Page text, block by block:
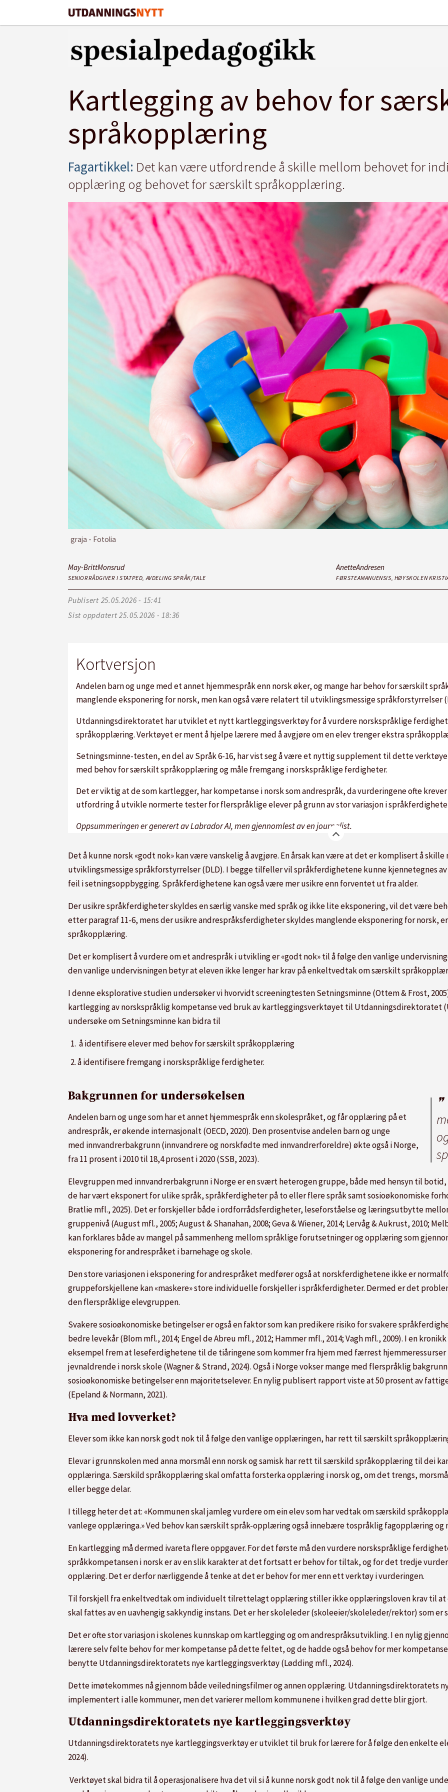
Kartlegging av behov for
språkopplæring
Fagartikkel: Det kan være utfordrende å skille mellom behovet for
opplæring og behovet for særskilt språkopplæring.
graja - Fotolia
May-BrittMonsrud
SENIORRÅDGIVER I STATPED, AVDELING SPRÅK/TALE
AnetteAndresen
FØRSTEAMANUENSIS, HØYSKOLEN
Publisert
25.05.2026 - 15:41
Sist oppdatert
25.05.2026 - 18:36
Kortversjon
Andelen barn og unge med et annet hjemmespråk enn norsk øker, og mange har behov for særskilt
manglende eksponering for norsk, men kan også være relatert til utviklingsmessige språkforstyrrelser
Utdanningsdirektoratet har utviklet et nytt kartleggingsverktøy for å vurdere norskspråklige
språkopplæring. Verktøyet er ment å hjelpe lærere med å avgjøre om en elev trenger ekstra
Setningsminne-testen, en del av Språk 6-16, har vist seg å være et nyttig supplement til dette
med behov for særskilt språkopplæring og måle fremgang i norskspråklige ferdigheter.
Det er viktig at de som kartlegger, har kompetanse i norsk som andrespråk, da vurderingene ofte
utfordring å utvikle normerte tester for flerspråklige elever på grunn av stor variasjon i
Oppsummeringen er generert av Labrador AI, men gjennomlest av en journalist.
Det å kunne norsk «godt nok» kan være vanskelig å avgjøre. En årsak kan være at det er komplisert å
utviklingsmessige språkforstyrrelser (DLD). I begge tilfeller vil språkferdighetene kunne kjennetegnes
feil i setningsoppbygging. Språkferdighetene kan også være mer usikre enn forventet ut fra alder.
Der usikre språkferdigheter skyldes en særlig vanske med språk og ikke lite eksponering, vil det være
etter paragraf 11-6, mens der usikre andrespråksferdigheter skyldes manglende eksponering for norsk,
språkopplæring.
Det er komplisert å vurdere om et andrespråk i utvikling er «godt nok» til å følge den vanlige
den vanlige undervisningen betyr at eleven ikke lenger har krav på enkeltvedtak om særskilt
I denne eksplorative studien undersøker vi hvorvidt screeningtesten Setningsminne (Ottem & Frost,
kartlegging av norskspråklig kompetanse ved bruk av kartleggingsverktøyet til Utdanningsdirektoratet
undersøke om Setningsminne kan bidra til
å identifisere elever med behov for særskilt språkopplæring
å identifisere fremgang i norskspråklige ferdigheter.
Bakgrunnen for undersøkelsen
Andelen barn og unge som har et annet hjemmespråk enn skolespråket, og får opplæring på et
andrespråk, er økende internasjonalt (OECD, 2020). Den prosentvise andelen barn og unge
med innvandrerbakgrunn (innvandrere og norskfødte med innvandrerforeldre) økte også i Norge,
fra 11 prosent i 2010 til 18,4 prosent i 2020 (SSB, 2023).
Elevgruppen med innvandrerbakgrunn i Norge er en svært heterogen gruppe, både med hensyn til
de har vært eksponert for ulike språk, språkferdigheter på to eller flere språk samt sosioøkonomiske
Bratlie mfl., 2025). Det er forskjeller både i ordforrådsferdigheter, leseforståelse og læringsutbytte
gruppenivå (August mfl., 2005; August & Shanahan, 2008; Geva & Wiener, 2014; Lervåg & Aukrust, 2010;
kan forklares både av mangel på sammenheng mellom språklige forutsetninger og opplæring som
eksponering for andrespråket i barnehage og skole.
Den store variasjonen i eksponering for andrespråket medfører også at norskferdighetene ikke er
gruppeforskjellene kan «maskere» store individuelle forskjeller i språkferdigheter. Dermed er det
den flerspråklige elevgruppen.
Svakere sosioøkonomiske betingelser er også en faktor som kan predikere risiko for svakere
bedre levekår (Blom mfl., 2014; Engel de Abreu mfl., 2012; Hammer mfl., 2014; Vagh mfl., 2009). I en
eksempel frem at leseferdighetene til de tiåringene som kommer fra hjem med færrest
jevnaldrende i norsk skole (Wagner & Strand, 2024). Også i Norge vokser mange med flerspråklig
sosioøkonomiske betingelser enn majoritetselever. En nylig publisert rapport viste at 50 prosent av
(Epeland & Normann, 2021).
Hva med lovverket?
Elever som ikke kan norsk godt nok til å følge den vanlige opplæringen, har rett til særskilt
Elevar i grunnskolen med anna morsmål enn norsk og samisk har rett til særskild språkopplæring til dei
opplæringa. Særskild språkopplæring skal omfatta forsterka opplæring i norsk og, om det trengs,
eller begge delar.
I tillegg heter det at: «Kommunen skal jamleg vurdere om ein elev som har vedtak om særskild
vanlege opplæringa.» Ved behov kan særskilt språk-opplæring også innebære tospråklig fagopplæring og
En kartlegging må dermed ivareta flere oppgaver. For det første må den vurdere norskspråklige
språkkompetansen i norsk er av en slik karakter at det fortsatt er behov for tiltak, og for det tredje
opplæring. Det er derfor nærliggende å tenke at det er behov for mer enn ett verktøy i vurderingen.
Til forskjell fra enkeltvedtak om individuelt tilrettelagt opplæring stiller ikke opplæringsloven krav til
skal fattes av en uavhengig sakkyndig instans. Det er her skoleleder (skoleeier/skoleleder/rektor) som er
Det er ofte stor variasjon i skolenes kunnskap om kartlegging og om andrespråksutvikling. I en nylig
lærere selv følte behov for mer kompetanse på dette feltet, og de hadde også behov for mer
benytte Utdanningsdirektoratets nye kartleggingsverktøy (Lødding mfl., 2024).
Dette imøtekommes nå gjennom både veiledningsfilmer og annen opplæring. Utdanningsdirektoratets
implementert i alle kommuner, men det varierer mellom kommunene i hvilken grad dette blir gjort.
Utdanningsdirektoratets nye kartleggingsverktøy
Utdanningsdirektoratets nye kartleggingsverktøy er utviklet til bruk for lærere for å følge den enkelte
2024).
Verktøyet skal bidra til å operasjonalisere hva det vil si å kunne norsk godt nok til å følge den vanlige